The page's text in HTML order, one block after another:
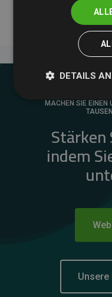
MACHEN SIE EINEN
Stärken
indem
Unsere
DETAILS